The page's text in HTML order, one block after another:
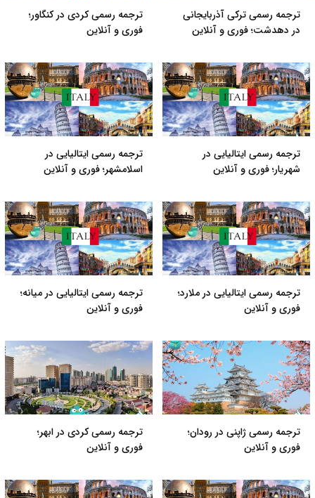
ترجمه رسمی ترکی آذربایجانی
در دهدشت؛ فوری و آنلاین
ترجمه رسمی کردی در کنگاور؛
فوری و آنلاین
ترجمه رسمی ایتالیایی در
شهریار؛ فوری و آنلاین
ترجمه رسمی ایتالیایی در
اسلامشهر؛ فوری و آنلاین
ترجمه رسمی ایتالیایی در ملارد؛
فوری و آنلاین
ترجمه رسمی ایتالیایی در میانه؛
فوری و آنلاین
ترجمه رسمی ژاپنی در رودان؛
فوری و آنلاین
ترجمه رسمی کردی در ابهر؛
فوری و آنلاین